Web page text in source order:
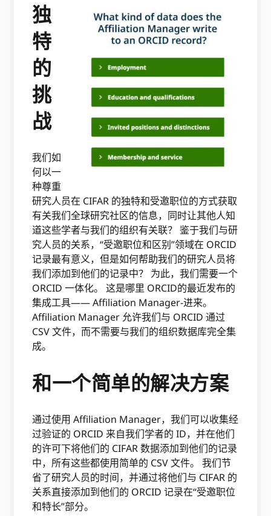
独
特
的
挑
战
我们如
何以一
种尊重
研究人员在 CIFAR 的独特和受邀职位的方式获取
有关我们全球研究社区的信息，同时让其他人知
道这些学者与我们的组织有关联？ 鉴于我们与研
究人员的关系，“受邀职位和区别”领域在 ORCID
记录最有意义，但是如何帮助我们的研究人员将
我们添加到他们的记录中？ 为此，我们需要一个
ORCID 一体化。 这是哪里 ORCID的最近发布的
集成工具—— Affiliation Manager-进来。
Affiliation Manager 允许我们与 ORCID 通过
CSV 文件，而不需要与我们的组织数据库完全集
成。
和一个简单的解决方案
通过使用 Affiliation Manager，我们可以收集经
过验证的 ORCID 来自我们学者的 ID，并在他们
的许可下将他们的 CIFAR 数据添加到他们的记录
中，所有这些都使用简单的 CSV 文件。 我们节
省了研究人员的时间，并通过将他们与 CIFAR 的
关系直接添加到他们的 ORCID 记录在“受邀职位
和特长”部分。